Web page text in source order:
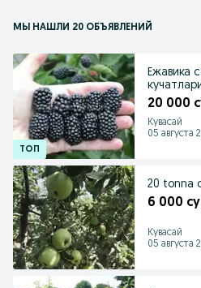
МЫ НАШЛИ 20 ОБЪЯВЛЕНИЙ
Ежавика
20 000
Кувасай
05 августа
20 tonna
6 000
Кувасай
05 августа